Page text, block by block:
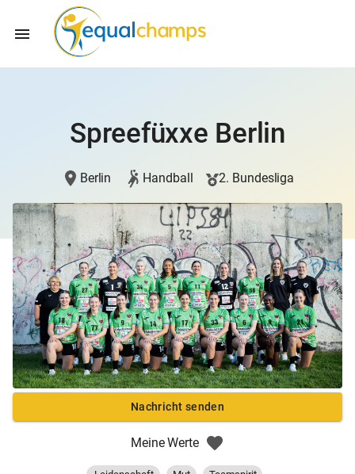
Spreefüxxe Berlin
Berlin Handball 2. Bundesliga
Nachricht senden
Meine Werte